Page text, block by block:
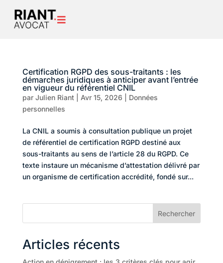

Certification RGPD des sous-traitants : les
démarches juridiques à anticiper avant l’entrée
en vigueur du référentiel CNIL
par Julien Riant| Avr 15, 2026
Données
personnelles
La CNIL a soumis à consultation publique un projet
de référentiel de certification RGPD destiné aux
sous-traitants au sens de l’article 28 du RGPD. Ce
texte instaure un mécanisme d’attestation délivré par
un organisme de certification accrédité, fondé sur...
Rechercher
Articles récents